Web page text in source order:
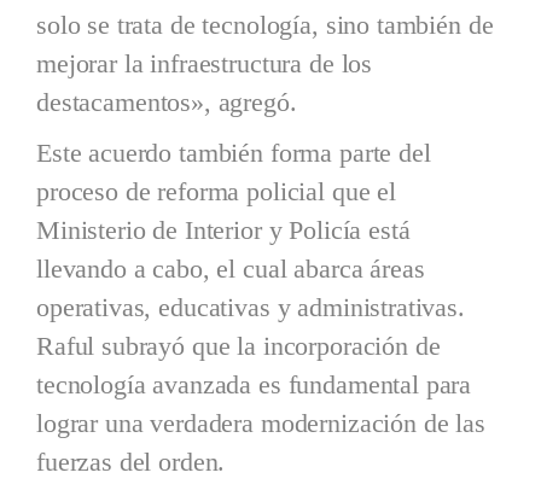
solo se trata de tecnología, sino también de
mejorar la infraestructura de los
destacamentos», agregó.
Este acuerdo también forma parte del
proceso de reforma policial que el
Ministerio de Interior y Policía está
llevando a cabo, el cual abarca áreas
operativas, educativas y administrativas.
Raful subrayó que la incorporación de
tecnología avanzada es fundamental para
lograr una verdadera modernización de las
fuerzas del orden.